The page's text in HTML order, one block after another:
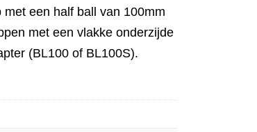
een half ball van 100mm
met een vlakke onderzijde
(BL100 of BL100S).